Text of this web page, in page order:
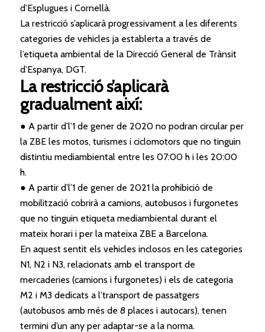
d’Esplugues i Cornellà.
La restricció s’aplicarà progressivament a les diferents
categories de vehicles ja establerta a través de
l’etiqueta ambiental de la Direcció General de Trànsit
d’Espanya, DGT.
La restricció s’aplicarà
gradualment així:
● A partir d’l’1 de gener de 2020 no podran circular per
la ZBEles motos, turismes i ciclomotors que no tinguin
distintiu mediambiental entre les 07:00 h i les 20:00
h.
● A partir d’l’1 de gener de 2021 la prohibició de
mobilització cobrirà a camions, autobusos i furgonetes
que no tinguin etiqueta mediambiental durant el
mateix horari i per la mateixa ZBEa Barcelona.
En aquest sentit els vehicles inclosos en les categories
N1, N2 i N3, relacionats amb el transport de
mercaderies (camions i furgonetes) i els de categoria
M2 i M3 dedicats a l’transport de passatgers
(autobusos amb més de 8 places i autocars), tenen
termini d’un any per adaptar-se a la norma.